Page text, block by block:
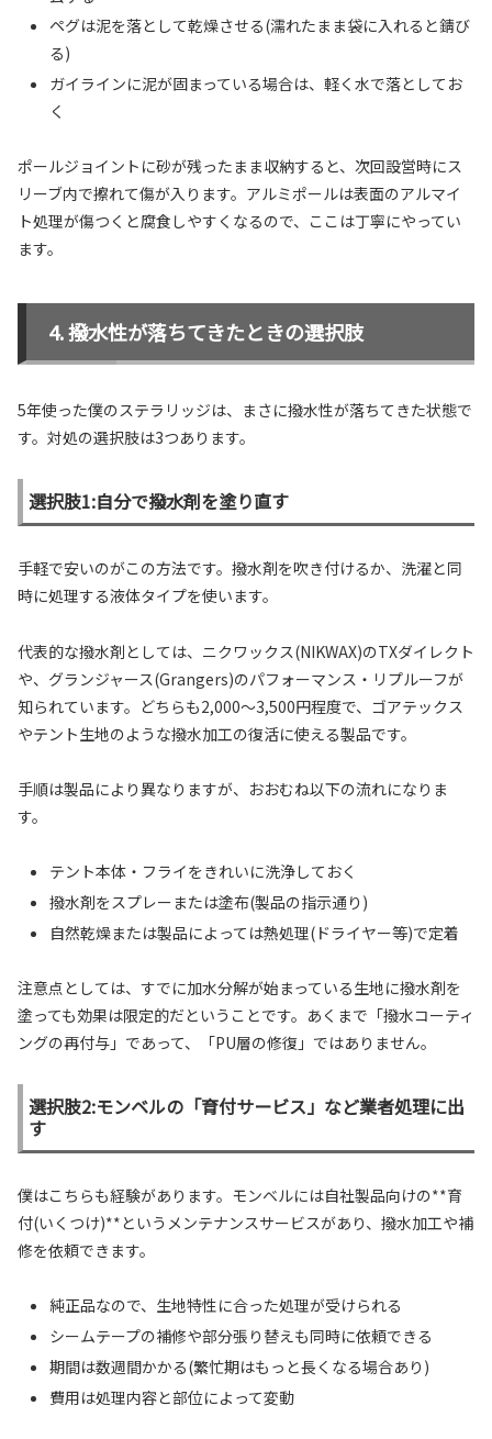
ペグは泥を落として乾燥させる(濡れたまま袋に入れると錆び
る)
ガイラインに泥が固まっている場合は、軽く水で落としてお
く
ポールジョイントに砂が残ったまま収納すると、次回設営時にス
リーブ内で擦れて傷が入ります。アルミポールは表面のアルマイ
ト処理が傷つくと腐食しやすくなるので、ここは丁寧にやってい
ます。
撥水性が落ちてきたときの選択肢
5年使った僕のステラリッジは、まさに撥水性が落ちてきた状態で
す。対処の選択肢は3つあります。
選択肢1:自分で撥水剤を塗り直す
手軽で安いのがこの方法です。撥水剤を吹き付けるか、洗濯と同
時に処理する液体タイプを使います。
代表的な撥水剤としては、ニクワックス(NIKWAX)のTXダイレクト
や、グランジャース(Grangers)のパフォーマンス・リプルーフが
知られています。どちらも2,000〜3,500円程度で、ゴアテックス
やテント生地のような撥水加工の復活に使える製品です。
手順は製品により異なりますが、おおむね以下の流れになりま
す。
テント本体・フライをきれいに洗浄しておく
撥水剤をスプレーまたは塗布(製品の指示通り)
自然乾燥または製品によっては熱処理(ドライヤー等)で定着
注意点としては、すでに加水分解が始まっている生地に撥水剤を
塗っても効果は限定的だということです。あくまで「撥水コーティ
ングの再付与」であって、「PU層の修復」ではありません。
選択肢2:モンベルの「育付サービス」など業者処理に出
す
僕はこちらも経験があります。モンベルには自社製品向けの**育
付(いくつけ)**というメンテナンスサービスがあり、撥水加工や補
修を依頼できます。
純正品なので、生地特性に合った処理が受けられる
シームテープの補修や部分張り替えも同時に依頼できる
期間は数週間かかる(繁忙期はもっと長くなる場合あり)
費用は処理内容と部位によって変動